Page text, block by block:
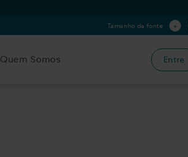
Tamanho da fonte +
Quem Somos Entre